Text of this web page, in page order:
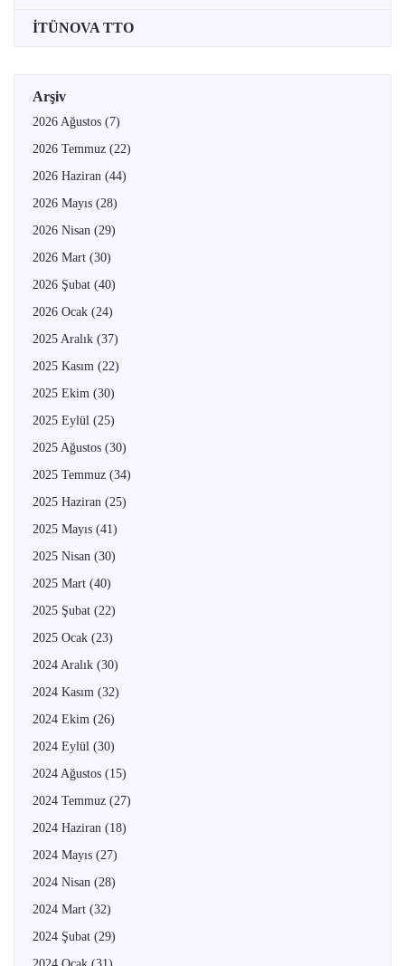
İTÜNOVA TTO
Arşiv
2026 Ağustos (7)
2026 Temmuz (22)
2026 Haziran (44)
2026 Mayıs (28)
2026 Nisan (29)
2026 Mart (30)
2026 Şubat (40)
2026 Ocak (24)
2025 Aralık (37)
2025 Kasım (22)
2025 Ekim (30)
2025 Eylül (25)
2025 Ağustos (30)
2025 Temmuz (34)
2025 Haziran (25)
2025 Mayıs (41)
2025 Nisan (30)
2025 Mart (40)
2025 Şubat (22)
2025 Ocak (23)
2024 Aralık (30)
2024 Kasım (32)
2024 Ekim (26)
2024 Eylül (30)
2024 Ağustos (15)
2024 Temmuz (27)
2024 Haziran (18)
2024 Mayıs (27)
2024 Nisan (28)
2024 Mart (32)
2024 Şubat (29)